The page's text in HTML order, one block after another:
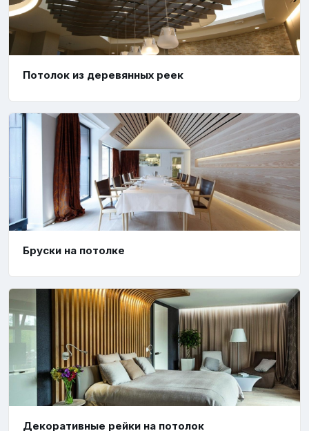
Потолок из деревянных реек
Бруски на потолке
Декоративные рейки на потолок